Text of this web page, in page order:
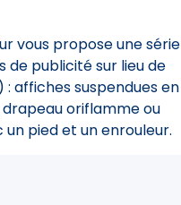
vous propose une série
de publicité sur lieu de
: affiches suspendues en
oriflamme ou
un pied et un enrouleur.